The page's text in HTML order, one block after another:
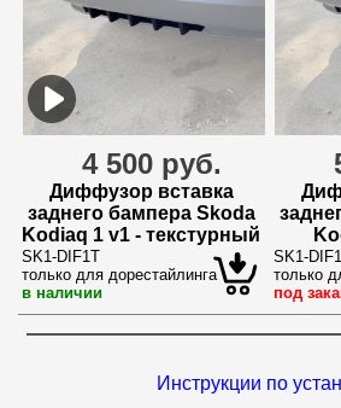
4 500 руб.
Диффузор вставка
заднего бампера Skoda
Kodiaq 1 v1 - текстурный
SK1-DIF1T
только для дорестайлинга
в наличии
SK1-
только
под
Инструкции по